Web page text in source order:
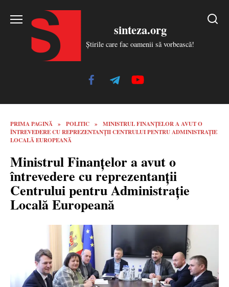
sinteza.org
Știrile care fac oamenii să vorbească!
PRIMA PAGINĂ » POLITIC »
MINISTRUL FINANȚELOR A AVUT O
ÎNTREVEDERE CU REPREZENTANȚII CENTRULUI PENTRU ADMINISTRAȚIE
LOCALĂ EUROPEANĂ
Ministrul Finanțelor a avut o
întrevedere cu reprezentanții
Centrului pentru Administrație
Locală Europeană